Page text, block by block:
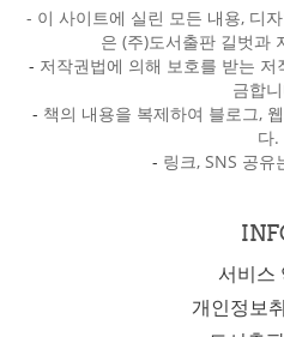
- 이 사이트에 실린 모든 내용, 디
은 (주)도서출판 길벗과
- 저작권법에 의해 보호를 받는
금합
- 책의 내용을 복제하여 블로그,
다.
- 링크, SNS 공유
서비스
개인정보